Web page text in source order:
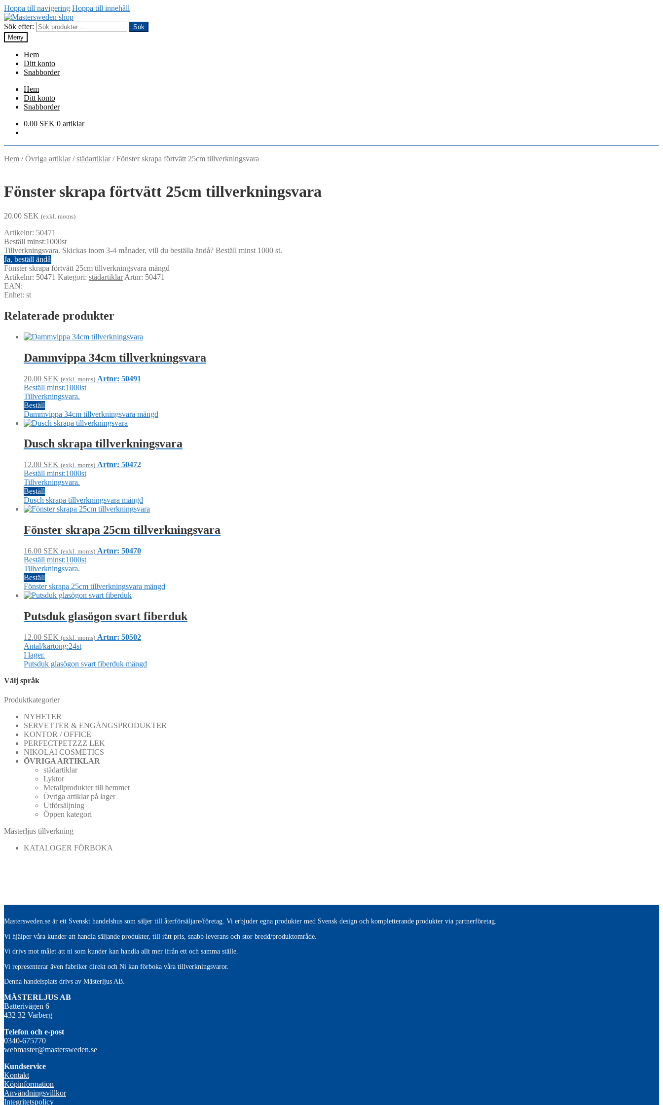
Hoppa till navigering Hoppa till innehåll
Sök efter:
Sök
Meny
Hem
Ditt konto
Snabborder
Hem
Ditt konto
Snabborder
0.00 SEK 0 artiklar
Hem /Övriga artiklar/städartiklar/Fönster skrapa förtvätt 25cm tillverkningsvara
Fönster skrapa förtvätt 25cm tillverkningsvara
20.00 SEK (exkl. moms)
Artikelnr: 50471
Beställ minst:1000st
Tillverkningsvara. Skickas inom 3-4 månader, vill du beställa ändå? Beställ minst 1000 st.
Ja, beställ ändå
Fönster skrapa förtvätt 25cm tillverkningsvara mängd
Artikelnr: 50471 Kategori: städartiklarArtnr: 50471
EAN:
Enhet: st
Relaterade produkter
Dammvippa 34cm tillverkningsvara
20.00 SEK (exkl. moms) Artnr: 50491
Beställ minst:1000st
Tillverkningsvara.
Beställ
Dammvippa 34cm tillverkningsvara mängd
Dusch skrapa tillverkningsvara
12.00 SEK (exkl. moms) Artnr: 50472
Beställ minst:1000st
Tillverkningsvara.
Beställ
Dusch skrapa tillverkningsvara mängd
Fönster skrapa 25cm tillverkningsvara
16.00 SEK (exkl. moms) Artnr: 50470
Beställ minst:1000st
Tillverkningsvara.
Beställ
Fönster skrapa 25cm tillverkningsvara mängd
Putsduk glasögon svart fiberduk
12.00 SEK (exkl. moms) Artnr: 50502
Antal/kartong:24st
I lager.
Putsduk glasögon svart fiberduk mängd
Välj språk
Produktkategorier
NYHETER
SERVETTER & ENGÅNGSPRODUKTER
KONTOR / OFFICE
PERFECTPETZZZ LEK
NIKOLAI COSMETICS
ÖVRIGA ARTIKLAR
städartiklar
Lyktor
Metallprodukter till hemmet
Övriga artiklar på lager
Utförsäljning
Öppen kategori
Mästerljus tillverkning
KATALOGER FÖRBOKA
Mastersweden.se är ett Svenskt handelshus som säljer till återförsäljare/företag. Vi erbjuder egna produkter med Svensk design och kompletterande produkter via partnerföretag.
Vi hjälper våra kunder att handla säljande produkter, till rätt pris, snabb leverans och stor bredd/produktområde.
Vi drivs mot målet att ni som kunder kan handla allt mer ifrån ett och samma ställe.
Vi representerar även fabriker direkt och Ni kan förboka våra tillverkningsvaror.
Denna handelsplats drivs av Mästerljus AB.
MÄSTERLJUS AB
Batterivägen 6
432 32 Varberg
Telefon och e-post
0340-675770
webmaster@mastersweden.se
Kundservice
Kontakt
Köpinformation
Användningsvillkor
Integritetspolicy